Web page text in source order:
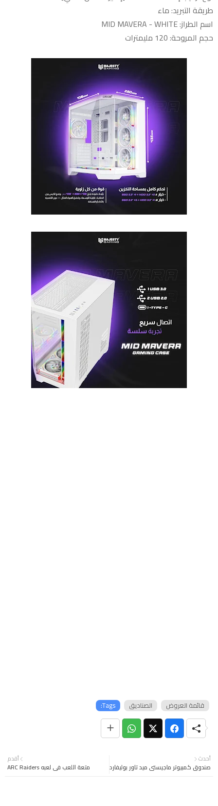
طريقة التبريد: ماء
اسم الطراز: MID MAVERA - WHITE
حجم المروحة: 120 مليمترات
Tags: الصناديق قائمة العروض
أحدث
صندوق كمبيوتر ماجيستي ميد تاور بوليفارد
أقدم
متعة اللعب في لعبه ARC Raiders